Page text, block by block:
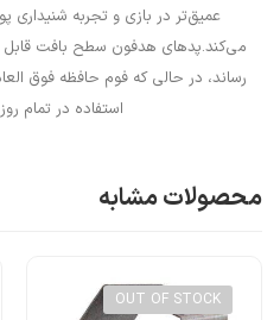
عمیق‌تر در بازی و تجربه شنیداری
می‌کند.پدهای هدفون سطح بافت قابل
رساند، در حالی که فوم حافظه فوق
استفاده در تمام
محصولات مشابه
OUT OF STOCK